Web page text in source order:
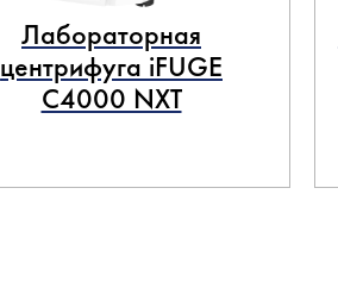
Лабораторная
центрифуга iFUGE
C4000 NXT